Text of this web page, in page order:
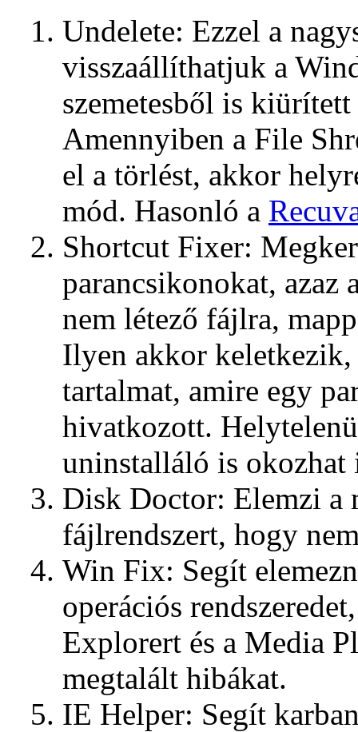
Undelete: Ezzel a
visszaállíthatjuk a
szemetesből is
Amennyiben a File
el a törlést, akkor
mód. Hasonló a
Shortcut Fixer:
parancsikonokat, azaz
nem létező fájlra,
Ilyen akkor
tartalmat, amire egy
hivatkozott.
uninstalláló is
Disk Doctor: Elemzi a
fájlrendszert, hogy
Win Fix: Segít
operációs
Explorert és a Media
megtalált hibákat.
IE Helper: Segít